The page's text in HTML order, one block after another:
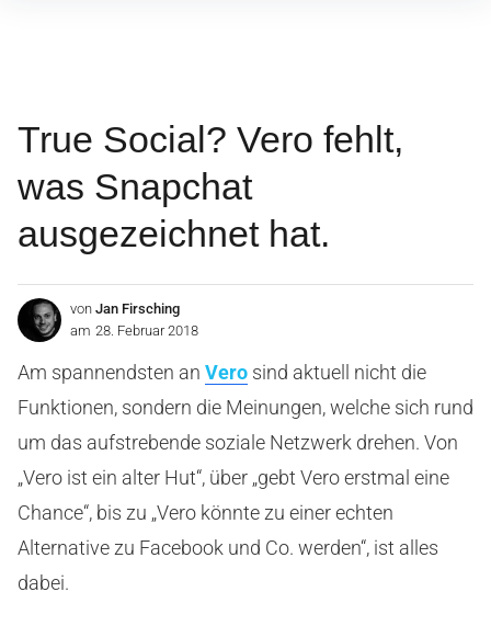
True Social? Vero fehlt,
was Snapchat
ausgezeichnet hat.
von Jan Firsching
am 28. Februar 2018
Am spannendsten an Vero sind aktuell nicht die
Funktionen, sondern die Meinungen, welche sich rund
um das aufstrebende soziale Netzwerk drehen. Von
„Vero ist ein alter Hut“, über „gebt Vero erstmal eine
Chance“, bis zu „Vero könnte zu einer echten
Alternative zu Facebook und Co. werden“, ist alles
dabei.